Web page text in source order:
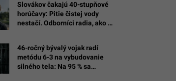
Slovákov čakajú 40-stupňové
horúčavy: Pitie čistej vody
nestačí. Odborníci radia, ako sa
46-ročný bývalý vojak radí
metódu 6-3 na vybudovanie
silného tela: Na 95 % sa